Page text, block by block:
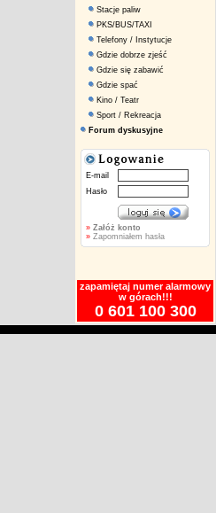
Stacje paliw
PKS/BUS/TAXI
Telefony / Instytucje
Gdzie dobrze zjeść
Gdzie się zabawić
Gdzie spać
Kino / Teatr
Sport / Rekreacja
Forum dyskusyjne
E-mail
Hasło
» Załóż konto
» Zapomniałem hasła
zapamiętaj numer alarmowy
w górach!!!
0 601 100 300